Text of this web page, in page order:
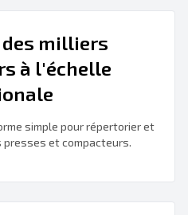
milliers
à l'échelle
simple pour répertorier et
et compacteurs.